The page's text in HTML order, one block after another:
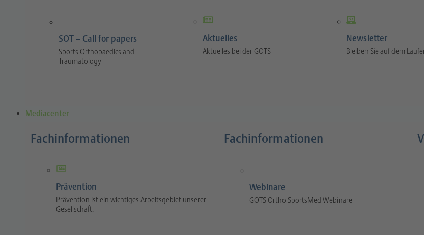
SOT – Call for papers
Sports Orthopaedics and
Traumatology
Aktuelles
Aktuelles bei der GOTS
Newsletter
Bleiben Sie auf dem
Mediacenter
Fachinformationen
Prävention
Prävention ist ein wichtiges Arbeitsgebiet unserer
Gesellschaft.
Fachinformationen
Webinare
GOTS Ortho SportsMed Webinare